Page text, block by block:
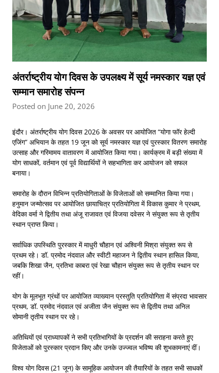
अंतर्राष्ट्रीय योग दिवस के उपलक्ष्य में सूर्य नमस्कार यज्ञ एवं
सम्मान समारोह संपन्न
Posted on June 20, 2026
इंदौर। अंतर्राष्ट्रीय योग दिवस 2026 के अवसर पर आयोजित “योगा फॉर हेल्दी
एजिंग” अभियान के तहत 19 जून को सूर्य नमस्कार यज्ञ एवं पुरस्कार वितरण समारोह
उत्साह और गरिमामय वातावरण में आयोजित किया गया। कार्यक्रम में बड़ी संख्या में
योग साधकों, वर्तमान एवं पूर्व विद्यार्थियों ने सहभागिता कर आयोजन को सफल
बनाया।
समारोह के दौरान विभिन्न प्रतियोगिताओं के विजेताओं को सम्मानित किया गया।
हनुमान जन्मोत्सव पर आयोजित छायाचित्र प्रतियोगिता में विकास कुमार ने प्रथम,
वेदिका वर्मा ने द्वितीय तथा अंजू राजावत एवं विजया दवेसर ने संयुक्त रूप से तृतीय
स्थान प्राप्त किया।
सर्वाधिक उपस्थिति पुरस्कार में माधुरी चौहान एवं अश्विनी मिश्रा संयुक्त रूप से
प्रथम रहे। डॉ. प्रमोद नंदवाल और स्वीटी महाजन ने द्वितीय स्थान हासिल किया,
जबकि शिखा जैन, प्रतिभा काबरा एवं रेखा चौहान संयुक्त रूप से तृतीय स्थान पर
रहीं।
योग के मूलभूत ग्रंथों पर आयोजित व्याख्यान प्रस्तुति प्रतियोगिता में संप्रदा भावसार
प्रथम, डॉ. प्रमोद नंदवाल एवं अजीता जैन संयुक्त रूप से द्वितीय तथा अनिल
सोमानी तृतीय स्थान पर रहे।
अतिथियों एवं प्राध्यापकों ने सभी प्रतिभागियों के प्रदर्शन की सराहना करते हुए
विजेताओं को पुरस्कार प्रदान किए और उनके उज्ज्वल भविष्य की शुभकामनाएं दीं।
विश्व योग दिवस (21 जून) के सामूहिक आयोजन की तैयारियों के तहत सभी साधकों